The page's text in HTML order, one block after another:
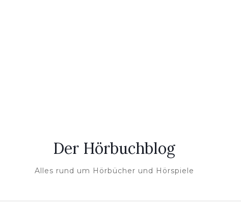
Der Hörbuchblog
Alles rund um Hörbücher und Hörspiele